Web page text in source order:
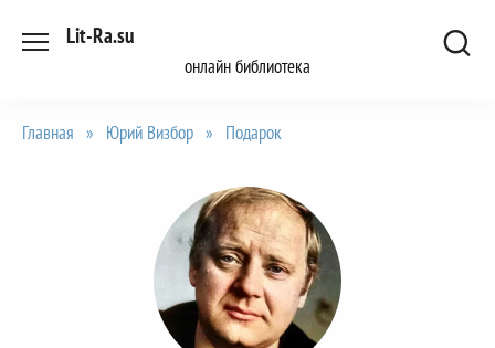
Lit-Ra.su
онлайн библиотека
Главная » Юрий Визбор » Подарок